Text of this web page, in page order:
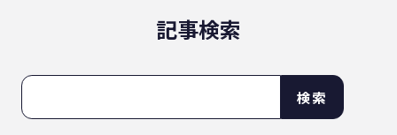
記事検索
検索